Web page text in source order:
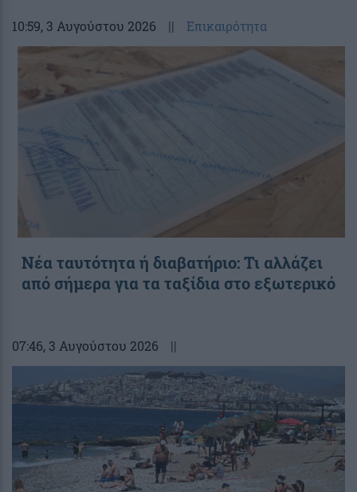
10:59, 3 Αυγούστου 2026 || Επικαιρότητα
Νέα ταυτότητα ή διαβατήριο: Τι αλλάζει
από σήμερα για τα ταξίδια στο εξωτερικό
07:46, 3 Αυγούστου 2026 ||